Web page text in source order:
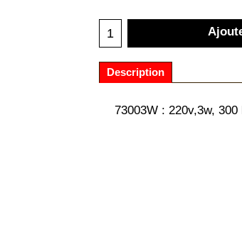
Description
73003W : 220v,3w,